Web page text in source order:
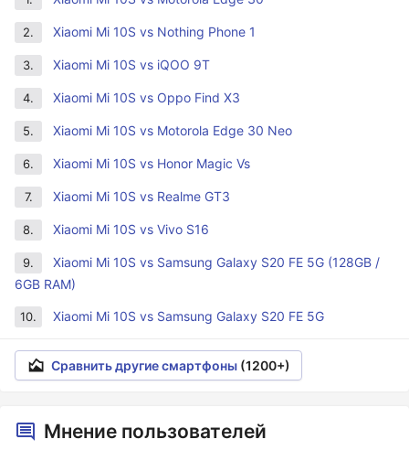
2. Xiaomi Mi 10S vs Nothing Phone 1
3. Xiaomi Mi 10S vs iQOO 9T
4. Xiaomi Mi 10S vs Oppo Find X3
5. Xiaomi Mi 10S vs Motorola Edge 30 Neo
6. Xiaomi Mi 10S vs Honor Magic Vs
7. Xiaomi Mi 10S vs Realme GT3
8. Xiaomi Mi 10S vs Vivo S16
9.
Xiaomi Mi 10S vs Samsung Galaxy S20 FE 5G (128GB /
6GB RAM)
10. Xiaomi Mi 10S vs Samsung Galaxy S20 FE 5G
Сравнить другие смартфоны (1200+)
Мнение пользователей